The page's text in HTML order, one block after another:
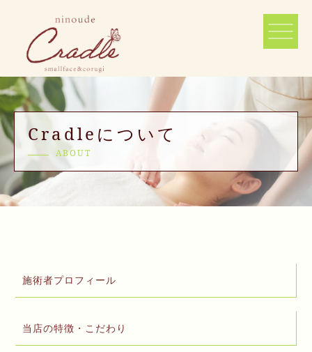
Cradleについて
ABOUT
施術者プロフィール
当店の特徴・こだわり